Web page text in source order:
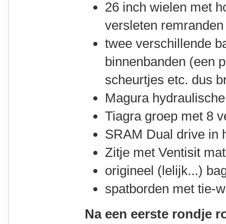
26 inch wielen met
versleten
twee verschillende
binnenbanden (een
scheurtjes etc. dus
Magura
Tiagra groep met 8
SRAM Dual drive in
Zitje met Ventisit
origineel (lelijk...)
spatborden met tie-
Na een eerste rondje